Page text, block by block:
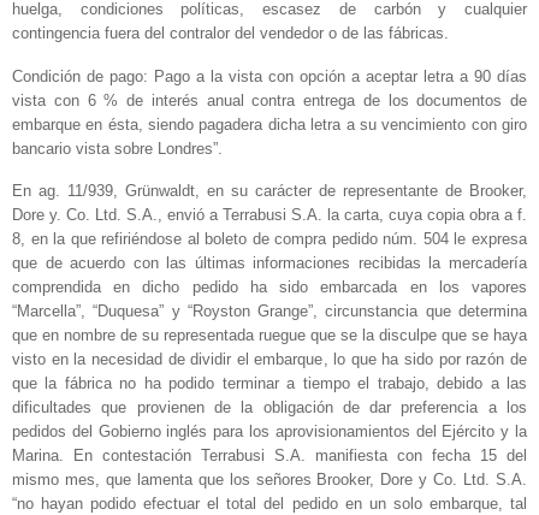
huelga, condiciones políticas, escasez de carbón y cualquier
contingencia fuera del contralor del vendedor o de las fábricas.
Condición de pago: Pago a la vista con opción a aceptar letra a 90 días
vista con 6 % de interés anual contra entrega de los documentos de
embarque en ésta, siendo pagadera dicha letra a su vencimiento con giro
bancario vista sobre Londres”.
En ag. 11/939, Grünwaldt, en su carácter de representante de Brooker,
Dore y. Co. Ltd. S.A., envió a Terrabusi S.A. la carta, cuya copia obra a f.
8, en la que refiriéndose al boleto de compra pedido núm. 504 le expresa
que de acuerdo con las últimas informaciones recibidas la mercadería
comprendida en dicho pedido ha sido embarcada en los vapores
“Marcella”, “Duquesa” y “Royston Grange”, circunstancia que determina
que en nombre de su representada ruegue que se la disculpe que se haya
visto en la necesidad de dividir el embarque, lo que ha sido por razón de
que la fábrica no ha podido terminar a tiempo el trabajo, debido a las
dificultades que provienen de la obligación de dar preferencia a los
pedidos del Gobierno inglés para los aprovisionamientos del Ejército y la
Marina. En contestación Terrabusi S.A. manifiesta con fecha 15 del
mismo mes, que lamenta que los señores Brooker, Dore y Co. Ltd. S.A.
“no hayan podido efectuar el total del pedido en un solo embarque, tal